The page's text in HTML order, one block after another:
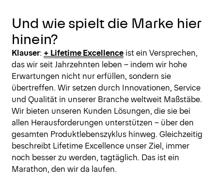
Und wie spielt die Marke hier
hinein?
Klauser: + Lifetime Excellence ist ein Versprechen,
das wir seit Jahrzehnten leben – indem wir hohe
Erwartungen nicht nur erfüllen, sondern sie
übertreffen. Wir setzen durch Innovationen, Service
und Qualität in unserer Branche weltweit Maßstäbe.
Wir bieten unseren Kunden Lösungen, die sie bei
allen Herausforderungen unterstützen – über den
gesamten Produktlebenszyklus hinweg. Gleichzeitig
beschreibt Lifetime Excellence unser Ziel, immer
noch besser zu werden, tagtäglich. Das ist ein
Marathon, den wir da laufen.